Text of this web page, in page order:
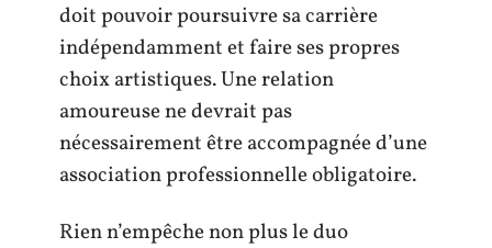
doit pouvoir poursuivre sa carrière
indépendamment et faire ses propres
choix artistiques. Une relation
amoureuse ne devrait pas
nécessairement être accompagnée d’une
association professionnelle obligatoire.
Rien n’empêche non plus le duo